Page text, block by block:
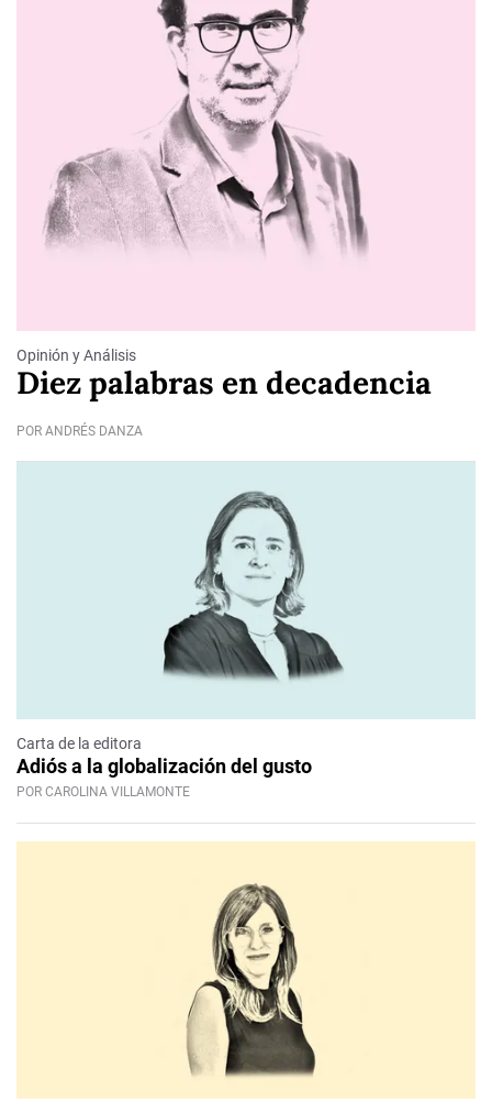
Opinión y Análisis
Diez palabras en decadencia
POR ANDRÉS DANZA
Carta de la editora
Adiós a la globalización del gusto
POR CAROLINA VILLAMONTE